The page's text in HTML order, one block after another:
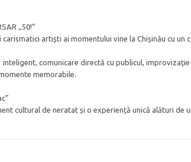
„50!”
artiști ai momentului vine la Chișinău cu un
inteligent, comunicare directă cu publicul,
memorabile.
cultural de neratat și o experiență unică alături de